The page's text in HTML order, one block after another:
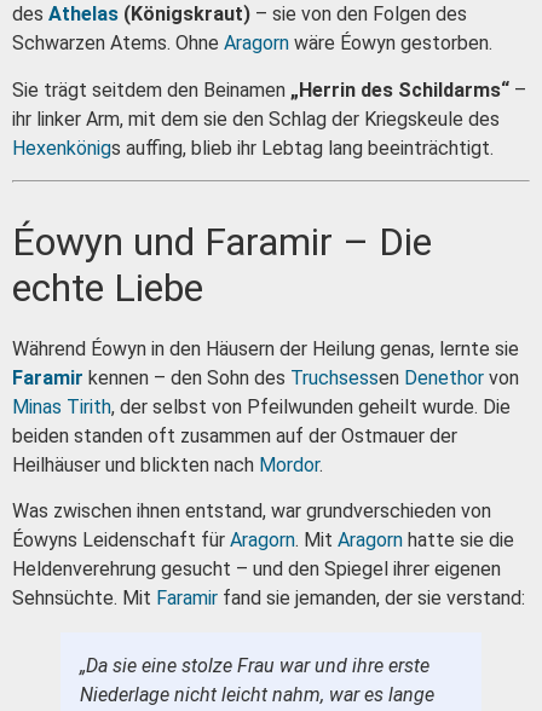
des Athelas (Königskraut) – sie von den Folgen des
Schwarzen Atems. Ohne Aragorn wäre Éowyn gestorben.
Sie trägt seitdem den Beinamen „Herrin des Schildarms“ –
ihr linker Arm, mit dem sie den Schlag der Kriegskeule des
Hexenkönigs auffing, blieb ihr Lebtag lang beeinträchtigt.
Éowyn und Faramir – Die
echte Liebe
Während Éowyn in den Häusern der Heilung genas, lernte sie
Faramir kennen – den Sohn des Truchsessen Denethor von
Minas Tirith, der selbst von Pfeilwunden geheilt wurde. Die
beiden standen oft zusammen auf der Ostmauer der
Heilhäuser und blickten nach Mordor.
Was zwischen ihnen entstand, war grundverschieden von
Éowyns Leidenschaft für Aragorn. Mit Aragorn hatte sie die
Heldenverehrung gesucht – und den Spiegel ihrer eigenen
Sehnsüchte. Mit Faramir fand sie jemanden, der sie verstand:
„Da sie eine stolze Frau war und ihre erste
Niederlage nicht leicht nahm, war es lange